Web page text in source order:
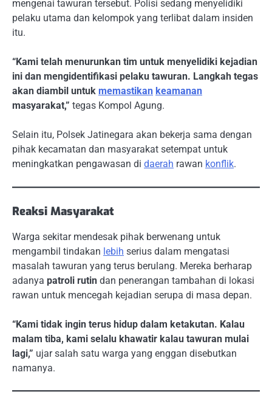
mengenai tawuran tersebut. Polisi sedang menyelidiki
pelaku utama dan kelompok yang terlibat dalam insiden
itu.
“Kami telah menurunkan tim untuk menyelidiki kejadian
ini dan mengidentifikasi pelaku tawuran. Langkah tegas
akan diambil untuk memastikan keamanan
masyarakat,” tegas Kompol Agung.
Selain itu, Polsek Jatinegara akan bekerja sama dengan
pihak kecamatan dan masyarakat setempat untuk
meningkatkan pengawasan di daerah rawan konflik.
Reaksi Masyarakat
Warga sekitar mendesak pihak berwenang untuk
mengambil tindakan lebih serius dalam mengatasi
masalah tawuran yang terus berulang. Mereka berharap
adanya patroli rutin dan penerangan tambahan di lokasi
rawan untuk mencegah kejadian serupa di masa depan.
“Kami tidak ingin terus hidup dalam ketakutan. Kalau
malam tiba, kami selalu khawatir kalau tawuran mulai
lagi,” ujar salah satu warga yang enggan disebutkan
namanya.